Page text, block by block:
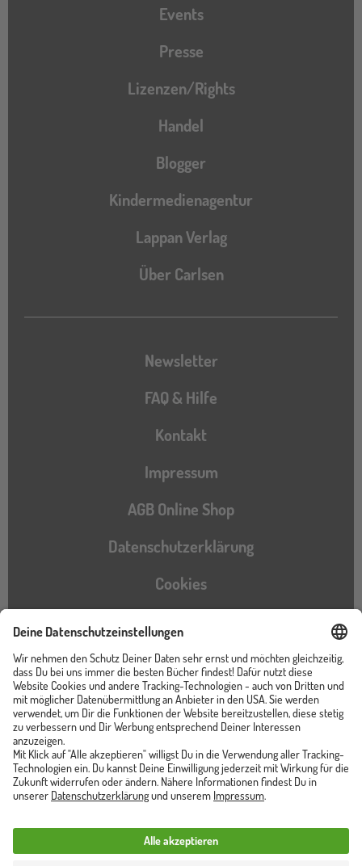
Events
Presse
Lizenzen/Rights
Handel
Blogger
Kindermedienagentur
Lappan Verlag
Über Carlsen
Newsletter
FAQ & Hilfe
Kontakt
Impressum
AGB Online Shop
Datenschutzerklärung
Cookies
Barrierefreiheitserklärung
Instagram
TikTokPinterestYouTubeFacebook
Unser Shop ist von
Trusted Shops zertifiziert